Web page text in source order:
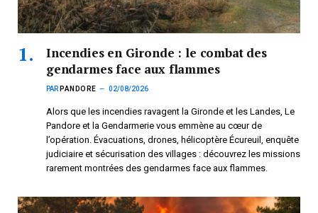
Incendies en Gironde : le combat des
gendarmes face aux flammes
PAR PANDORE 02/08/2026
Alors que les incendies ravagent la Gironde et les Landes, Le
Pandore et la Gendarmerie vous emmène au cœur de
l’opération. Évacuations, drones, hélicoptère Écureuil, enquête
judiciaire et sécurisation des villages : découvrez les missions
rarement montrées des gendarmes face aux flammes.